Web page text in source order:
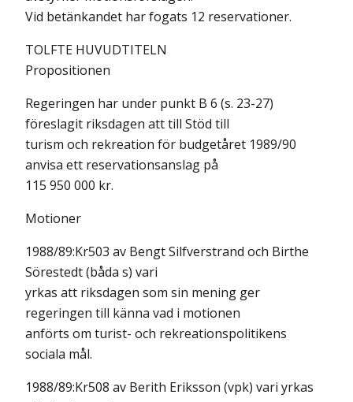
Vid betänkandet har fogats 12 reservationer.
TOLFTE HUVUDTITELN
Propositionen
Regeringen har under punkt B 6 (s. 23-27)
föreslagit riksdagen att till Stöd till
turism och rekreation för budgetåret 1989/90
anvisa ett reservationsanslag på
115 950 000 kr.
Motioner
1988/89:Kr503 av Bengt Silfverstrand och Birthe
Sörestedt (båda s) vari
yrkas att riksdagen som sin mening ger
regeringen till känna vad i motionen
anförts om turist- och rekreationspolitikens
sociala mål.
1988/89:Kr508 av Berith Eriksson (vpk) vari yrkas